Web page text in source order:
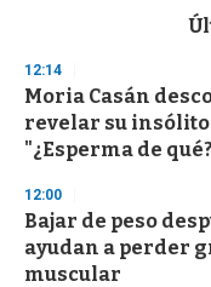
d
s
o
f
s
e
c
o
n
12:14
Moria Casán
revelar su
"¿Esperma de
12:00
Bajar de peso
ayudan a perder
muscular